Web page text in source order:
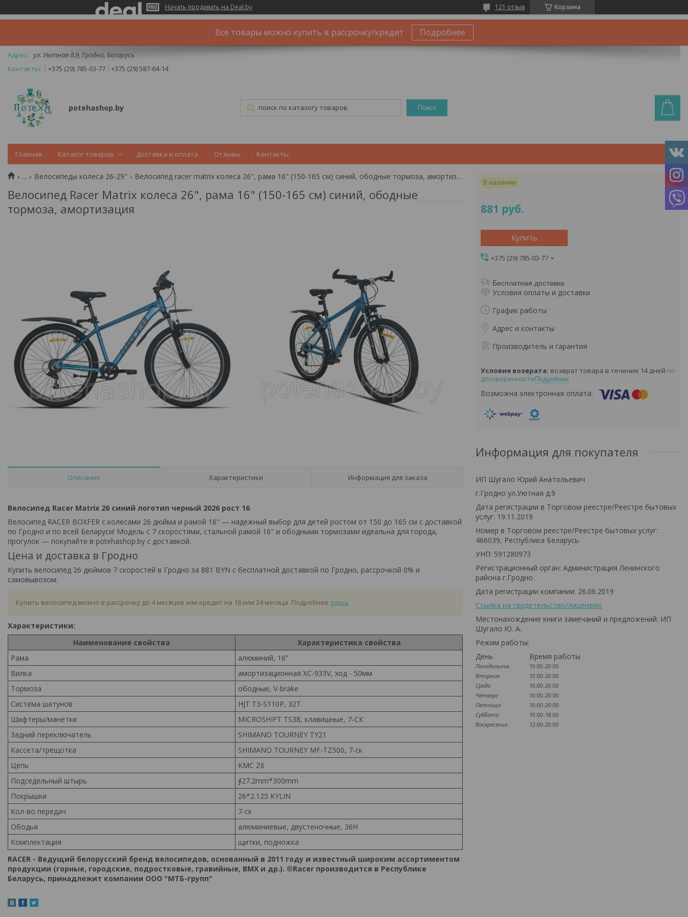
Начать продавать на Deal.by Корзина
121 отзыв
Все товары можно купить в рассрочку/кредит Подробнее
ул. Уютная д.9, Гродно, Беларусь
+375 (29) 785-03-77
+375 (29) 587-64-14
potehashop.by Поиск
Главная Каталог товаров Доставка и оплата Отзывы Контакты
... Велосипеды колеса 26-29" Велосипед racer matrix колеса 26", рама 16" (150-165 см) синий, ободные тормоза, амортизация
Велосипед Racer Matrix колеса 26", рама 16" (150-165 см) синий, ободные
тормоза, амортизация
Описание Характеристики Информация для заказа
Велосипед Racer Matrix 26 синий логотип черный 2026 рост 16
Велосипед RACER BOXFER с колесами 26 дюйма и рамой 16" — надежный выбор для детей ростом от 150 до 165 см с доставкой
по Гродно и по всей Беларуси! Модель с 7 скоростями, стальной рамой 16" и ободными тормозами идеальна для города,
прогулок — покупайте в potehashop.by с доставкой.
Цена и доставка в Гродно
Купить велосипед 26 дюймов 7 скоростей в Гродно за 881 BYN с бесплатной доставкой по Гродно, рассрочкой 0% и
самовывозом.
Купить велосипед можно в рассрочку до 4 месяцев или кредит на 18 или 24 месяца. Подробнее здесь
Характеристики:
Наименование свойства
Характеристика свойства
Рама
алюминий, 16”
Вилка
амортизационная XC-933V, ход - 50мм
Тормоза
ободные, V-brake
Система шатунов
HJT T3-S110P, 32Т
Шифтеры/манетки
MICROSHIFT TS38, клавишные, 7-СК
Задний переключатель
SHIMANO TOURNEY TY21
Кассета/трещотка
SHIMANO TOURNEY MF-TZ500, 7-ск
Цепь
KMC Z6
Подседельный штырь
∮27.2mm*300mm
Покрышки
26*2.125 KYLIN
Кол-во передач
7-ск
Ободья
алюминиевые, двустеночные, 36H
Комплектация
щитки, подножка
RACER - Ведущий белорусский бренд велосипедов, основанный в 2011 году и известный широким ассортиментом
продукции (горные, городские, подростковые, гравийные, BMX и др.). ®Racer производится в Республике
Беларусь, принадлежит компании ООО "МТБ-групп"
В наличии
881 руб.
Купить
+375 (29) 785-03-77
Бесплатная доставка
Условия оплаты и доставки
График работы
Адрес и контакты
Производитель и гарантия
возврат товара в течение 14 дней по
договоренности Подробнее
Информация для покупателя
ИП Шугало Юрий Анатольевич
г.Гродно ул.Уютная д.9
Дата регистрации в Торговом реестре/Реестре бытовых
услуг: 19.11.2019
Номер в Торговом реестре/Реестре бытовых услуг:
466039, Республика Беларусь
УНП: 591280973
Регистрационный орган: Администрация Ленинского
района г.Гродно
Дата регистрации компании: 26.06.2019
Ссылка на свидетельство/лицензию
Местонахождение книги замечаний и предложений: ИП
Шугало Ю. А.
Режим работы:
День
Время работы
Понедельник
10:00-20:00
Вторник
10:00-20:00
Среда
10:00-20:00
Четверг
10:00-20:00
Пятница
10:00-20:00
Суббота
10:00-18:00
Воскресенье
12:00-20:00